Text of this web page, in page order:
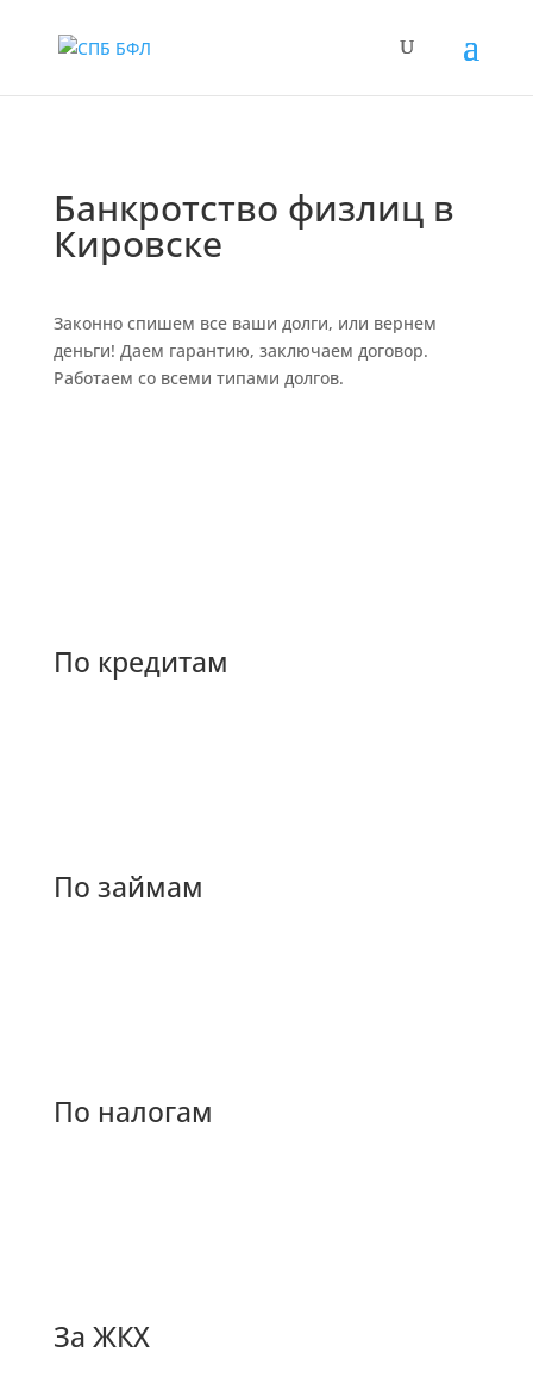
Банкротство физлиц в
Кировске
Законно спишем все ваши долги, или вернем
деньги! Даем гарантию, заключаем договор.
Работаем со всеми типами долгов.
По кредитам
По займам
По налогам
За ЖКХ